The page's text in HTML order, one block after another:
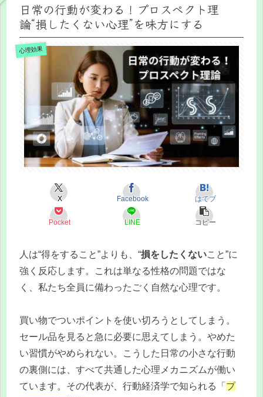
日常の行動が変わる！プロスペクト理
論“損したくない心理”を味方にする
心理効果
X Facebook はてブ
Pocket LINE コピー
人は“得をすること”よりも、“損をしたくないこと”に
強く反応します。これは単なる性格の問題ではな
く、私たち全員に備わったごく自然な心理です。
買い物でついポイントを使い切ろうとしてしまう。
セール品を見ると急に必要に思えてしまう。やめた
い習慣がやめられない。こうした日常の小さな行動
の裏側には、すべて共通した心理メカニズムが働い
ています。その代表が、行動経済学で知られる「 プ